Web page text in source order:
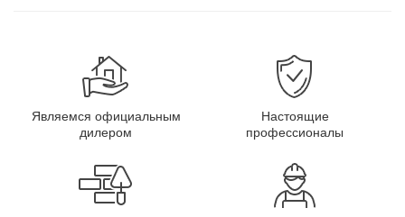
Являемся официальным
дилером
Настоящие
профессионалы